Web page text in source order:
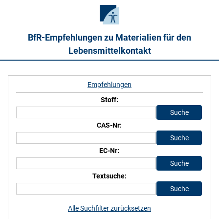
BfR-Empfehlungen zu Materialien für den
Lebensmittelkontakt
Empfehlungen
Stoff:
CAS-Nr:
EC-Nr:
Textsuche:
Alle Suchfilter zurücksetzen